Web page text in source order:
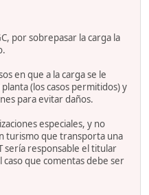
por sobrepasar la carga la
en que a la carga se le
(los casos permitidos) y
para evitar daños.
especiales, y no
turismo que transporta una
sería responsable el titular
que comentas debe ser